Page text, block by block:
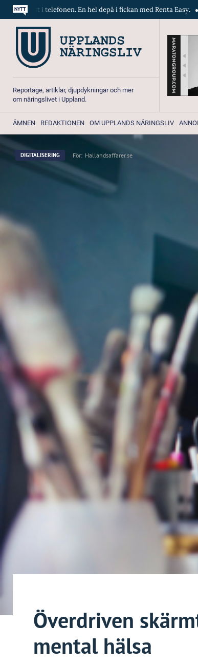
En hel depå i fickan med Renta Easy. Velumi
Reportage, artiklar, djupdykningar och mer
om näringslivet i Uppland.
ÄMNEN REDAKTIONEN OM UPPLANDS NÄRINGSLIV
DIGITALISERING För: Hallandsaffarer.se
Överdriven
mental hälsa